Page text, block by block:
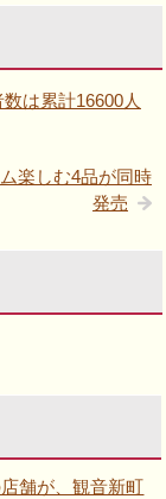
は累計16600人
楽しむ4品が同時
発売
舗が、観音新町